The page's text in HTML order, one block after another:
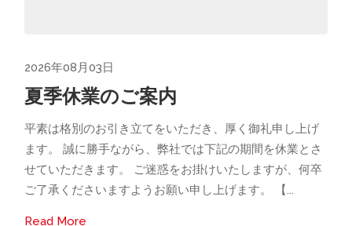
2026年08月03日
夏季休業のご案内
平素は格別のお引き立てをいただき、厚く御礼申し上げ
ます。 誠に勝手ながら、弊社では下記の期間を休業とさ
せていただきます。 ご迷惑をお掛けいたしますが、何卒
ご了承くださいますようお願い申し上げます。 【...
Read More